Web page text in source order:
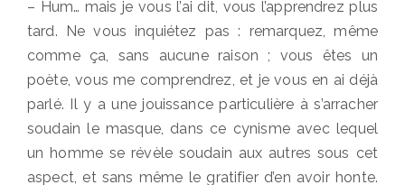
– Hum… mais je vous l’ai dit, vous l’apprendrez plus
tard. Ne vous inquiétez pas : remarquez, même
comme ça, sans aucune raison ; vous êtes un
poète, vous me comprendrez, et je vous en ai déjà
parlé. Il y a une jouissance particulière à s’arracher
soudain le masque, dans ce cynisme avec lequel
un homme se révèle soudain aux autres sous cet
aspect, et sans même le gratifier d’en avoir honte.